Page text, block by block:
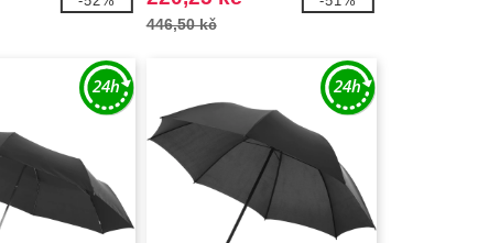
446,50 kč